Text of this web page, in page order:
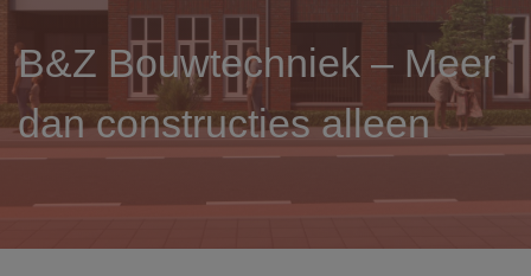
B&Z Bouwtechniek – Meer
dan constructies alleen